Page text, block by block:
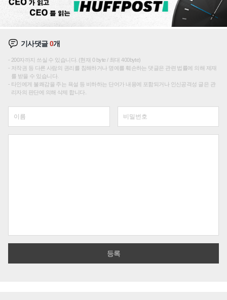
기사댓글0개
200자까지 쓰실 수 있습니다. (현재 0 byte / 최대 400byte)
저작권 등 다른 사람의 권리를 침해하거나 명예를 훼손하는 댓글은 관련 법률에 의해 제재
를 받을 수 있습니다.
타인에게 불쾌감을 주는 욕설 등 비하하는 단어가 내용에 포함되거나 인신공격성 글은 관
리자의 판단에 의해 삭제 합니다.